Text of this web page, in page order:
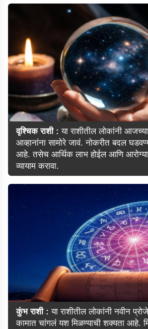
वृश्चिक राशी : या राशीतील लोकांनी
आव्हानांना सामोरे जावं. नोकरीत बदल
आहे. तसेच आर्थिक लाभ होईल आणि
व्यायाम करावा.
कुंभ राशी :या राशीतील लोकांनी नवीन
कामात चांगलं यश मिळण्याची शक्यता आहे.